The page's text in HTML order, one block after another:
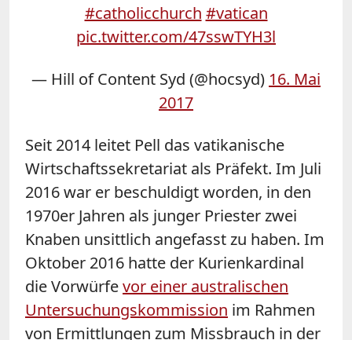
#catholicchurch #vatican
pic.twitter.com/47sswTYH3l
— Hill of Content Syd (@hocsyd) 16. Mai
2017
Seit 2014 leitet Pell das vatikanische
Wirtschaftssekretariat als Präfekt. Im Juli
2016 war er beschuldigt worden, in den
1970er Jahren als junger Priester zwei
Knaben unsittlich angefasst zu haben. Im
Oktober 2016 hatte der Kurienkardinal
die Vorwürfevor einer australischen
Untersuchungskommission im Rahmen
von Ermittlungen zum Missbrauch in der